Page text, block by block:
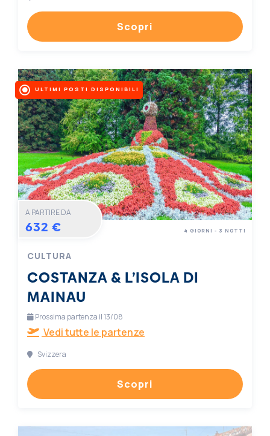
Scopri
ULTIMI POSTI DISPONIBILI
A PARTIRE DA
632 €
CULTURA
COSTANZA & L’ISOLA DI
MAINAU
4 GIORNI - 3 NOTTI
Prossima partenza il 13/08
Vedi tutte le partenze
Svizzera
Scopri